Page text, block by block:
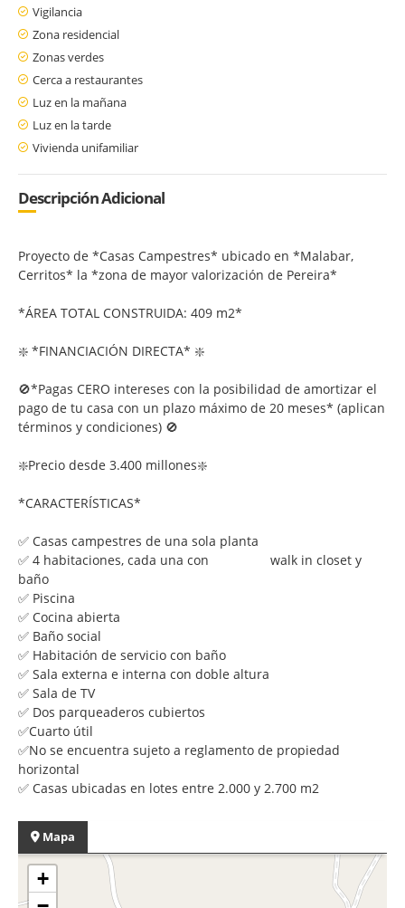
Vigilancia
Zona residencial
Zonas verdes
Cerca a restaurantes
Luz en la mañana
Luz en la tarde
Vivienda unifamiliar
Descripción Adicional
Proyecto de *Casas Campestres* ubicado en *Malabar,
Cerritos* la *zona de mayor valorización de Pereira*
*ÁREA TOTAL CONSTRUIDA: 409 m2*
❇️ *FINANCIACIÓN DIRECTA* ❇️
🚫*Pagas CERO intereses con la posibilidad de amortizar el
pago de tu casa con un plazo máximo de 20 meses* (aplican
términos y condiciones) 🚫
❇️Precio desde 3.400 millones❇️
*CARACTERÍSTICAS*
✅ Casas campestres de una sola planta
✅ 4 habitaciones, cada una con walk in closet y
baño
✅ Piscina
✅ Cocina abierta
✅ Baño social
✅ Habitación de servicio con baño
✅ Sala externa e interna con doble altura
✅ Sala de TV
✅ Dos parqueaderos cubiertos
✅Cuarto útil
✅No se encuentra sujeto a reglamento de propiedad
horizontal
✅ Casas ubicadas en lotes entre 2.000 y 2.700 m2
Mapa
+